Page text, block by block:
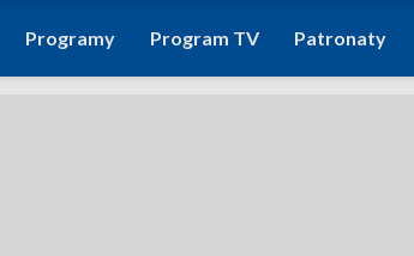
Programy Program TV Patronaty